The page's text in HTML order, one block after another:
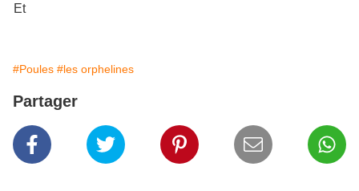
Et
#Poules #les orphelines
Partager